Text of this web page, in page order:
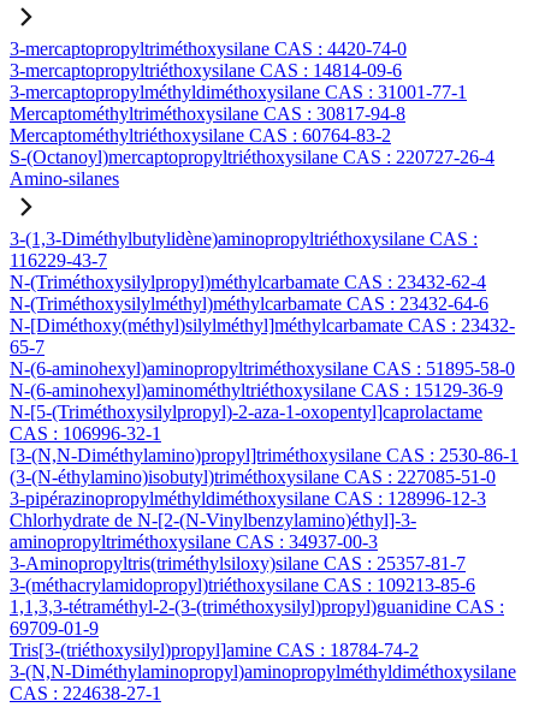
3-mercaptopropyltriméthoxysilane CAS : 4420-74-0
3-mercaptopropyltriéthoxysilane CAS : 14814-09-6
3-mercaptopropylméthyldiméthoxysilane CAS : 31001-77-1
Mercaptométhyltriméthoxysilane CAS : 30817-94-8
Mercaptométhyltriéthoxysilane CAS : 60764-83-2
S-(Octanoyl)mercaptopropyltriéthoxysilane CAS : 220727-26-4
Amino-silanes
3-(1,3-Diméthylbutylidène)aminopropyltriéthoxysilane CAS :
116229-43-7
N-(Triméthoxysilylpropyl)méthylcarbamate CAS : 23432-62-4
N-(Triméthoxysilylméthyl)méthylcarbamate CAS : 23432-64-6
N-[Diméthoxy(méthyl)silylméthyl]méthylcarbamate CAS : 23432-
65-7
N-(6-aminohexyl)aminopropyltriméthoxysilane CAS : 51895-58-0
N-(6-aminohexyl)aminométhyltriéthoxysilane CAS : 15129-36-9
N-[5-(Triméthoxysilylpropyl)-2-aza-1-oxopentyl]caprolactame
CAS : 106996-32-1
[3-(N,N-Diméthylamino)propyl]triméthoxysilane CAS : 2530-86-1
(3-(N-éthylamino)isobutyl)triméthoxysilane CAS : 227085-51-0
3-pipérazinopropylméthyldiméthoxysilane CAS : 128996-12-3
Chlorhydrate de N-[2-(N-Vinylbenzylamino)éthyl]-3-
aminopropyltriméthoxysilane CAS : 34937-00-3
3-Aminopropyltris(triméthylsiloxy)silane CAS : 25357-81-7
3-(méthacrylamidopropyl)triéthoxysilane CAS : 109213-85-6
1,1,3,3-tétraméthyl-2-(3-(triméthoxysilyl)propyl)guanidine CAS :
69709-01-9
Tris[3-(triéthoxysilyl)propyl]amine CAS : 18784-74-2
3-(N,N-Diméthylaminopropyl)aminopropylméthyldiméthoxysilane
CAS : 224638-27-1